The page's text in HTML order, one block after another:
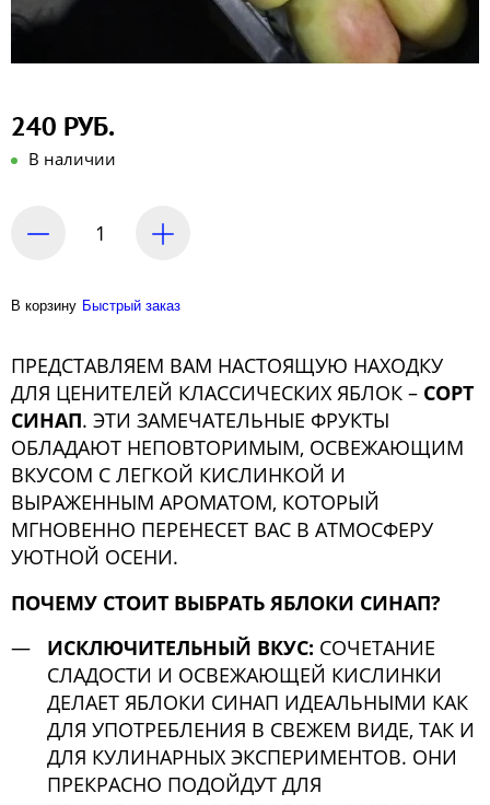
240 РУБ.
В наличии
В корзину Быстрый заказ
ПРЕДСТАВЛЯЕМ ВАМ НАСТОЯЩУЮ НАХОДКУ
ДЛЯ ЦЕНИТЕЛЕЙ КЛАССИЧЕСКИХ ЯБЛОК – СОРТ
СИНАП. ЭТИ ЗАМЕЧАТЕЛЬНЫЕ ФРУКТЫ
ОБЛАДАЮТ НЕПОВТОРИМЫМ, ОСВЕЖАЮЩИМ
ВКУСОМ С ЛЕГКОЙ КИСЛИНКОЙ И
ВЫРАЖЕННЫМ АРОМАТОМ, КОТОРЫЙ
МГНОВЕННО ПЕРЕНЕСЕТ ВАС В АТМОСФЕРУ
УЮТНОЙ ОСЕНИ.
ПОЧЕМУ СТОИТ ВЫБРАТЬ ЯБЛОКИ СИНАП?
ИСКЛЮЧИТЕЛЬНЫЙ ВКУС: СОЧЕТАНИЕ
СЛАДОСТИ И ОСВЕЖАЮЩЕЙ КИСЛИНКИ
ДЕЛАЕТ ЯБЛОКИ СИНАП ИДЕАЛЬНЫМИ КАК
ДЛЯ УПОТРЕБЛЕНИЯ В СВЕЖЕМ ВИДЕ, ТАК И
ДЛЯ КУЛИНАРНЫХ ЭКСПЕРИМЕНТОВ. ОНИ
ПРЕКРАСНО ПОДОЙДУТ ДЛЯ